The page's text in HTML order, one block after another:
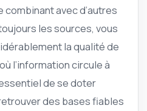
avec d’autres
les sources, vous
la qualité de
l’information circule à
de se doter
des bases fiables